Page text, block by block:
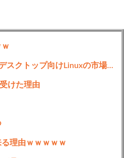
世界、気付き始める「Windowsクソすぎ、Linuxで十分じゃね？」デスクトップ向けLinuxの市場シェアが10%超え
けた理由
理由ｗｗｗｗｗ